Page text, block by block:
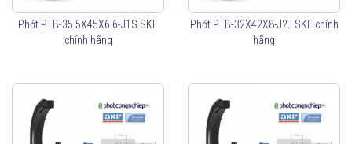
Phớt PTB-35.5X45X6.6-J1S SKF
chính hãng
Phớt PTB-32X42X8-J2J SKF chính
hãng